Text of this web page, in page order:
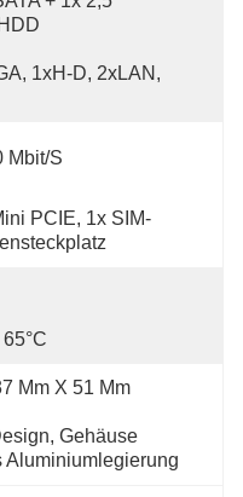
1xH-D, 2xLAN,
Mbit/s
PCIE, 1x SIM-
Mm X 51 Mm
Gehäuse
Aluminiumlegierung